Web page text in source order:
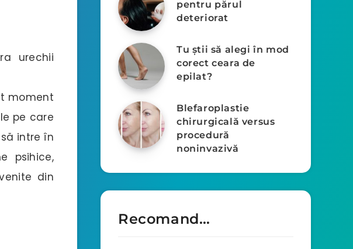
urechii
moment
pe care
intre în
psihice,
din
pentru părul
deteriorat
Tu știi să alegi în mod
corect ceara de
epilat?
Blefaroplastie
chirurgicală versus
procedură
noninvazivă
Recomand…